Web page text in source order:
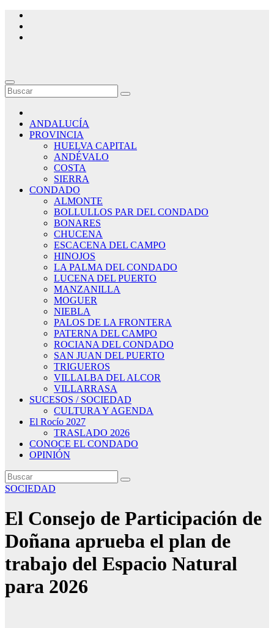
Saltar
contenido
ANDALUCÍA
PROVINCIA
HUELVA CAPITAL
ANDÉVALO
COSTA
SIERRA
CONDADO
ALMONTE
BOLLULLOS PAR DEL CONDADO
BONARES
CHUCENA
ESCACENA DEL CAMPO
HINOJOS
LA PALMA DEL CONDADO
LUCENA DEL PUERTO
MANZANILLA
MOGUER
NIEBLA
PALOS DE LA FRONTERA
PATERNA DEL CAMPO
ROCIANA DEL CONDADO
SAN JUAN DEL PUERTO
TRIGUEROS
VILLALBA DEL ALCOR
VILLARRASA
SUCESOS / SOCIEDAD
CULTURA Y AGENDA
El Rocío 2027
TRASLADO 2026
CONOCE EL CONDADO
OPINIÓN
SOCIEDAD
El Consejo de Participación de
Doñana aprueba el plan de
trabajo del Espacio Natural
para 2026